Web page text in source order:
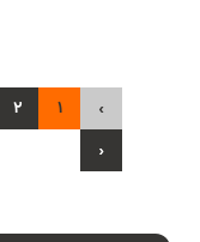
‹
1
2
›